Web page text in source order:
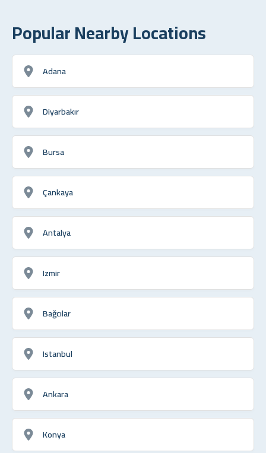
Popular Nearby Locations
Adana
Diyarbakır
Bursa
Çankaya
Antalya
Izmir
Bağcılar
Istanbul
Ankara
Konya